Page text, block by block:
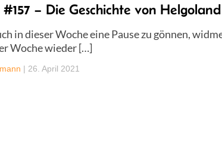
#157 – Die Geschichte von Helgoland
in dieser Woche eine Pause zu gönnen,
Woche wieder […]
| 26. April 2021